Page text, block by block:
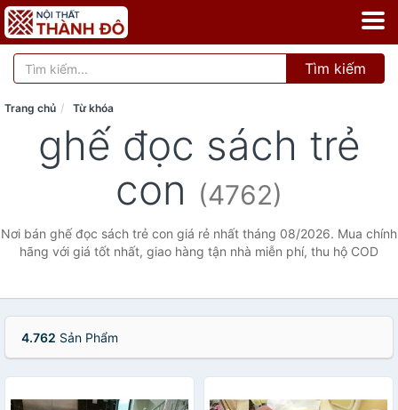
Tìm kiếm
Trang chủ Từ khóa
ghế đọc sách trẻ
con (4762)
Nơi bán ghế đọc sách trẻ con giá rẻ nhất tháng 08/2026. Mua chính
hãng với giá tốt nhất, giao hàng tận nhà miễn phí, thu hộ COD
4.762 Sản Phẩm